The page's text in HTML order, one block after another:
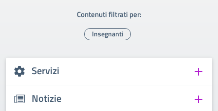
Contenuti filtrati per:
Insegnanti
Servizi
Notizie